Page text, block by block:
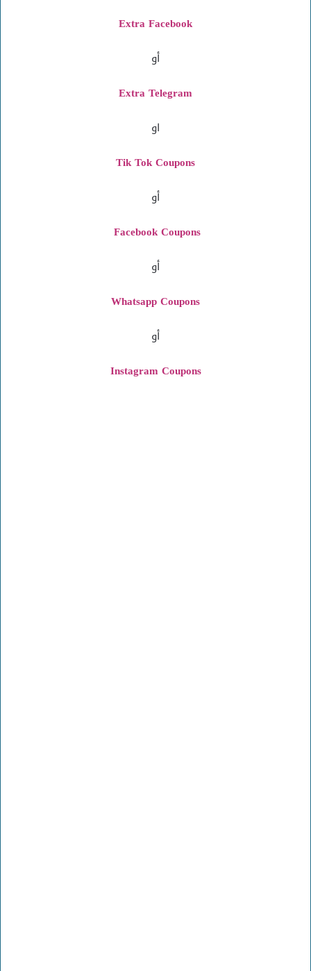
Extra Facebook
أو
Extra Telegram
او
Tik Tok Coupons
أو
Facebook Coupons
أو
Whatsapp Coupons
أو
Coupons
Instagram